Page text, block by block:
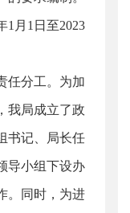
1月1日至2023
分工。为加
我局成立了政
书记、局长任
导小组下设办
。同时，为进